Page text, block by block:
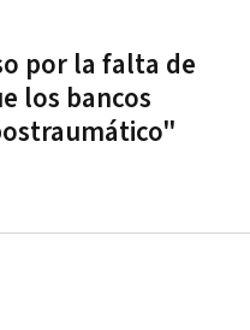
por la falta de
los bancos